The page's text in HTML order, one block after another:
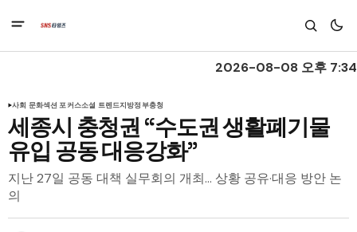
2026-08-08 오후 7:34
사회 문화섹션 포커스소셜 트렌드지방정부충청
세종시 충청권 “수도권 생활폐기물
유입 공동 대응강화”
지난 27일 공동 대책 실무회의 개최… 상황 공유·대응 방안 논
의